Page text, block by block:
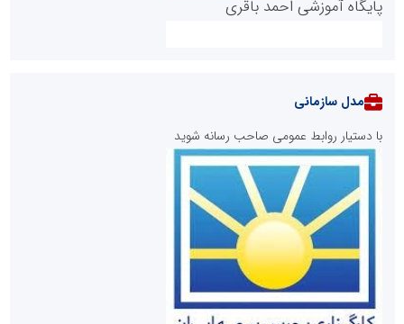
پایگاه آموزشی احمد باقری
روابط عمومی خبرگزاری گزارش خبر
مدل سازمانی
با دستیار روابط عمومی صاحب رسانه شوید